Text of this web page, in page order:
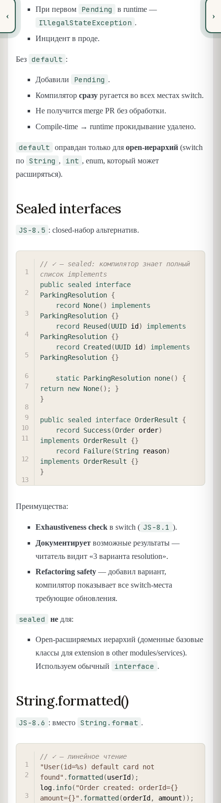
‹
При первом Pending в runtime —
IllegalStateException .
Инцидент в проде.
Без default :
Добавили Pending .
Компилятор сразу ругается во всех местах switch.
Не получится merge PR без обработки.
Compile-time → runtime прокидывание удалено.
default оправдан только для open-иерархий (switch
по String , int , enum, который может
расширяться).
Sealed interfaces
JS-8.5 : closed-набор альтернатив.
// ✓ — sealed: компилятор знает полный
список implements
public sealed
interface
ParkingResolution {
record
None( )
implements
ParkingResolution {}
record
Reused (UUID id )
implements
ParkingResolution {}
record
Created (UUID id )
implements
ParkingResolution {}
static ParkingResolution none( )
{
return new None( ) ;
}
}
public sealed interface OrderResult
{
record
Success (Order order)
implements OrderResult {}
record
Failure(String reason)
implements OrderResult {}
}
COPY
Преимущества:
Exhaustiveness check в switch ( JS-8.1 ).
Документирует возможные результаты —
читатель видит «3 варианта resolution».
Refactoring safety — добавил вариант,
компилятор показывает все switch-места
требующие обновления.
sealed не для:
Open-расширяемых иерархий (доменные базовые
классы для extension в other modules/services).
Используем обычный
interface .
String.formatted()
JS-8.6 : вместо String.format .
// ✓ — линейное чтение
"User(id=%s) default card not
found" . formatted (userId ) ;
log. info( "Order created: orderId={}
amount={}" . formatted (orderId , amount) ) ;
›